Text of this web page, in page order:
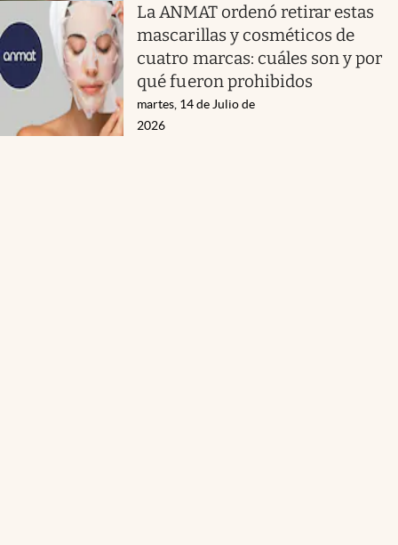
La ANMAT ordenó retirar estas
mascarillas y cosméticos de
cuatro marcas: cuáles son y por
qué fueron prohibidos
martes, 14 de Julio de
2026